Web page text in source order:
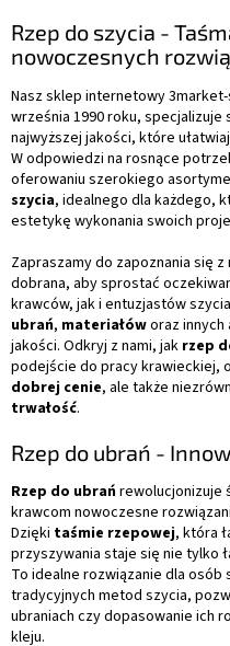
Rzep do szycia -
nowoczesnych
Nasz sklep internetowy
września 1990 roku,
najwyższej jakości, które
W odpowiedzi na rosnące
oferowaniu szerokiego
szycia, idealnego dla każdego,
estetykę wykonania swoich
Zapraszamy do zapoznania się
dobrana, aby sprostać
krawców, jak i entuzjastów
ubrań, materiałóworaz
jakości. Odkryj z nami, jak rzep
podejście do pracy krawieckiej,
dobrej cenie, ale także
trwałość.
Rzep do ubrań -
Rzep do ubrańrewolucjonizuje
krawcom nowoczesne
Dzięki taśmie rzepowej, która
przyszywania staje się nie tylko
To idealne rozwiązanie dla
tradycyjnych metod szycia,
ubraniach czy dopasowanie ich
kleju.